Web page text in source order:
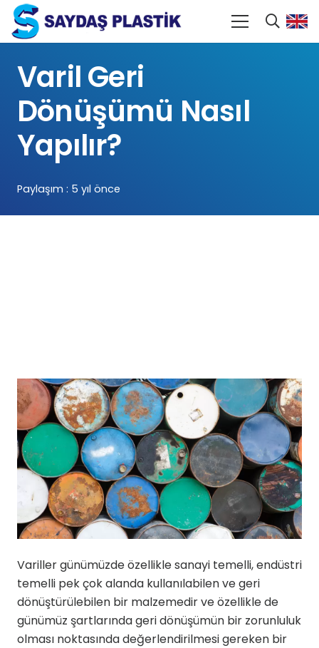
Varil Geri
Dönüşümü Nasıl
Yapılır?
Paylaşım : 5 yıl önce
Variller günümüzde özellikle sanayi temelli, endüstri
temelli pek çok alanda kullanılabilen ve geri
dönüştürülebilen bir malzemedir ve özellikle de
günümüz şartlarında geri dönüşümün bir zorunluluk
olması noktasında değerlendirilmesi gereken bir